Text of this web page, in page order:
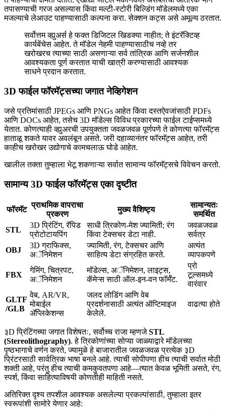
तपासण्याची गरज असल्यास किंवा मल्टी-स्टोरी बिल्डिंग मॉडेलमध्ये एका
मजल्याचे लेआउट पाहण्यासाठी कल्पना करा. सेक्शन कट्स असे अमूल्य ठरतात.
सर्वोत्तम व्ह्युअर्स हे फक्त डिजिटल खिडक्या नाहीत; ते इंटरॅक्टिव्ह
कार्यबेंचेस आहेत. ते मॉडेल नेहमी पाहण्यासाठीच नव्हे तर
खरोखरच त्याच्या साठी असणाऱ्या सर्व तांत्रिक आणि सर्जनशील
आवश्यकता पूर्ण करतात याची खात्री करण्यासाठी आवश्यक
साधने प्रदान करतात.
3D फाईल फॉरमॅट्सच्या जगात नेव्हिगेशन
जसे प्रतिमांसाठी JPEGs आणि PNGs आहेत किंवा दस्तऐवजांसाठी PDFs
आणि DOCs आहेत, तसेच 3D मॉडेल्स विविध प्रकारच्या फाईल टाईप्समध्ये
येतात. कोणत्याही व्ह्युअरची उपयुक्तता जवळजवळ पूर्णपणे ते कोणत्या फॉरमॅट्स
हाताळू शकते यावर अवलंबून असते. जरी दहाव्यानंतर फॉरमॅट्स आहेत, तरी
काहीच खरोखर उद्योगाचे कामचलाऊ घोडे आहेत.
खालील तक्ता तुम्हाला भेटू शकणाऱ्या सर्वात सामान्य फॉरमॅट्सचे विवेचन करतो.
सामान्य 3D फाईल फॉरमॅट्स एका दृष्टीत
फॉरमॅट
प्राथमिक वापराचा
प्रकरण
मुख्य वैशिष्ट्य
सामान्यतः
समर्थित
STL
3D प्रिंटिंग, रॅपिड
प्रोटोटायपिंग
साधी त्रिकोण-मेश ज्यामिती; रंग
किंवा टेक्सचर डेटा नाही.
जवळजवळ
सर्वत्र
OBJ
3D ग्राफिक्स,
अॅनिमेशन
ज्यामिती, रंग, टेक्सचर आणि
साहित्य डेटा संग्रहित करते.
अत्यंत
व्यापकपणे
FBX
गेमिंग, चित्रपट,
अॅनिमेशन
मॉडेल्स, अॅनिमेशन, लाइट्स,
कॅमेऱ्स साठी ऑल-इन-वन फॉर्मॅट.
प्रो
टूल्समध्ये
वारंवार
GLTF
/GLB
वेब, AR/VR,
मोबाईल
ॲप्लिकेशन्स
जलद लोडिंग आणि वेब
प्रदर्शनासाठी अत्यंत ऑप्टिमाइज
केलेले.
वाढत्या होते
३D प्रिंटिंगच्या जगात विशेषतः, सर्वोच्च राजा म्हणजेSTL
(Stereolithography). हे त्रिकोणांच्या सोप्या जाळ्याद्वारे मॉडेलच्या
पृष्ठभागाचे वर्णन करते, ज्यामुळे हे बाजारातील जवळजवळ प्रत्येक ३D
प्रिंटरसाठी सार्वत्रिक भाषा बनले आहे. त्याची सोपीपणा हीच त्याची सर्वात मोठी
शक्ती आहे, परंतु हीच त्याची कमकुवतपणा आहे—त्यात केवळ भूमिती असते, रंग,
स्पर्श, किंवा साहित्याविषयी कोणतीही माहिती नसते.
अतिरिक्त दृश्य तपशील आवश्यक असलेल्या प्रकल्पांसाठी, तुम्हाला इतर
स्वरूपांशी सामोरे येणार आहे: